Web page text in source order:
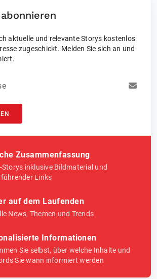
aktuelle und relevante Storys kostenlos
zugeschickt. Melden Sie sich an und
Zusammenfassung
Storys inklusive Bildmaterial und
Links
auf dem Laufenden
News, Themen und Trends
Informationen
Sie selbst, über welche Inhalte und
Sie wann informiert werden